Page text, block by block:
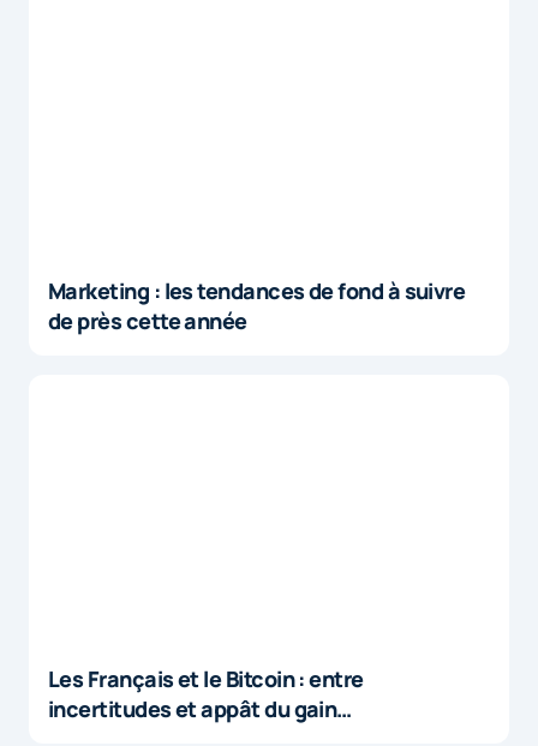
Marketing : les tendances de fond à suivre
de près cette année
Les Français et le Bitcoin : entre
incertitudes et appât du gain…